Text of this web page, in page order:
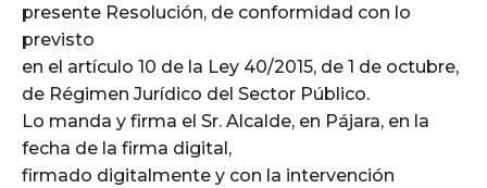
presente Resolución, de conformidad con lo
previsto
en el artículo 10 de la Ley 40/2015, de 1 de octubre,
de Régimen Jurídico del Sector Público.
Lo manda y firma el Sr. Alcalde, en Pájara, en la
fecha de la firma digital,
firmado digitalmente y con la intervención